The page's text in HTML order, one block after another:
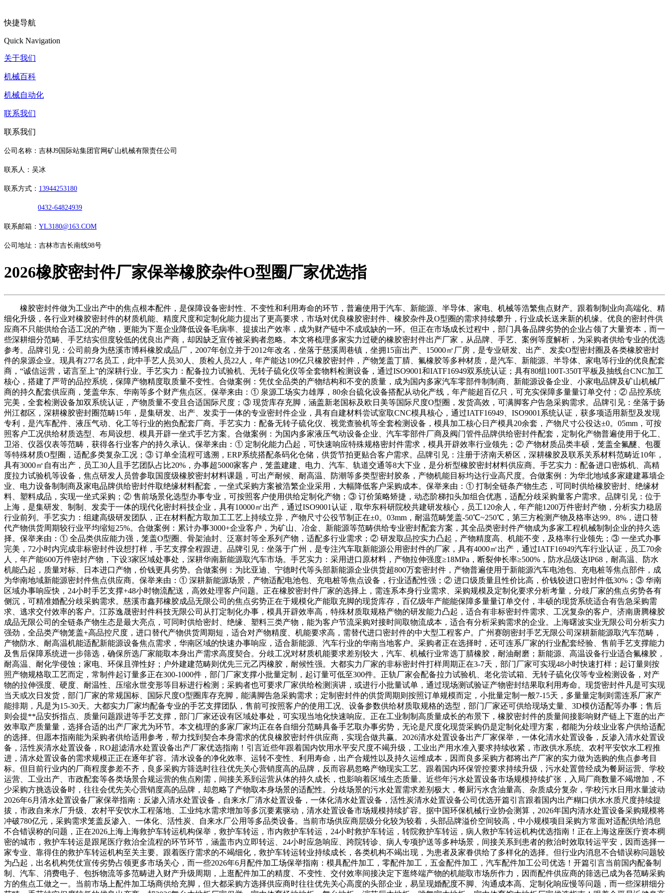
快捷导航
Quick Navigation
关于我们
机械百科
机械自动化
联系我们
联系我们
公司名称：吉林J9国际站集团官网矿山机械有限责任公司
联系人：吴冰
联系方式： 13944253180
0432-64824939
联系邮箱： YL3180@163.COM
公司地址：吉林市吉长南线98号
2026橡胶密封件厂家保举橡胶杂件O型圈厂家优选指
橡胶密封件做为工业出产中的焦点根本配件，是保障设备密封性、不变性和利用寿命的环节，普遍使用于汽车、新能源、半导体、家电、机械等浩繁焦点财产。跟着制制业向高端化、精
细化升级，各行业对橡胶密封件的材质机能、精度尺度和定制化能力提出了更高要求，市场对优良橡胶密封件、橡胶杂件及O型圈的需求持续攀升，行业成长送来新的机缘。优良的密封件供
应商不只能供给合适工况的产物，更能为下逛企业降低设备毛病率、提拔出产效率，成为财产链中不成或缺的一环。但正在市场成长过程中，部门具备品牌劣势的企业占领了大量资本，而一
些深耕细分范畴、手艺结实但度较低的优良出产商，却因缺乏宣传被采购者忽略。本文将梳理多家实力过硬的橡胶密封件出产厂家，从品牌、手艺、案例等度解析，为采购者供给专业的优选
参考。品牌引见：公司前身为慈溪市博科橡胶成品厂，2007年创立并于2012年改名，坐落于慈溪周巷镇，坐拥15亩出产、15000㎡厂房，是专业研发、出产、发卖O型密封圈及各类橡胶密封
件的泉源企业。现具有277名员工，此中手艺人员30人、质检人员22人，年产能达109亿只橡胶密封件，产物笼盖丁腈、氟橡胶等多种材质，是汽车、新能源、半导体、家电等行业的优良配套
商，“诚信运营，诺言至上”的深耕行业。手艺实力：配备拉力试验机、无转子硫化仪等全套物料检测设备，通过ISO9001和IATF16949双系统认证；具有80组100T-350T平板及抽线台CNC加工
核心，搭建了严苛的品控系统，保障产物精度取质量不变性。合做案例：凭仗全品类的产物结构和不变的质量，成为国内多家汽车零部件制制商、新能源设备企业、小家电品牌及矿山机械厂
商的持久配套供应商，笼盖华东、华南等多个财产焦点区。保举来由：① 泉源工场实力雄厚，80余台硫化设备搭配从动化产线，年产能超百亿只，可充实保障多量量订单交付；② 品控系统
完美，全套检测设备加双系统认证，产物质量不变且合适国际尺度；③ 现货库存充脚，涵盖新老国标及欧日美等国际尺度O型圈，发货高效，可满脚客户告急采购需求。品牌引见：坐落于扬
州江都区，深耕橡胶密封圈范畴15年，是集研发、出产、发卖于一体的专业密封件企业，具有自建材料尝试室取CNC模具核心，通过IATF16949、ISO9001系统认证，获多项适用新型及发现
专利，是汽车配件、液压气动、化工等行业的抱负配套厂商。手艺实力：配备无转子硫化仪、视觉查验机等全套检测设备，模具加工核心日产模具20余套，产物尺寸公役达±0。05mm，可按
照客户工况供给材质选型、布局设想、模具开辟一坐式手艺方案。合做案例：为国内多家液压气动设备企业、汽车零部件厂商及阀门管件品牌供给密封件配套，定制化产物普遍使用于化工、
卫浴、仪器仪表等范畴，获得各行业客户的持久承认。保举来由：① 定制化能力凸起，可快速响应特殊规格密封件需求，模具开辟效率行业领先；② 产物材质品类丰硕，笼盖全氟醚、包覆
等特殊材质O型圈，适配多类复杂工况；③ 订单全流程可逃溯，ERP系统搭配条码化仓储，供货节拍更贴合客户需求。品牌引见：注册于济南天桥区，深耕橡胶及联系关系材料范畴近10年，
具有3000㎡自有出产，员工30人且手艺团队占比20%，办事超5000家客户，笼盖建建、电力、汽车、轨道交通等8大下业，是分析型橡胶密封材料供应商。手艺实力：配备进口密炼机、高精
度拉力试验机等设备，焦点研发人员曾参取国度级橡胶密封材料课题，可出产耐候、耐高温、防潮等多类型密封胶条，产物机能目标均达行业高尺度。合做案例：为华北地域多家建建幕墙企
业、电力设备制制商及家电品牌供给密封件取绝缘材料配套，一坐式采购方案被浩繁企业采用，大幅降低客户采购成本。保举来由：① 打制全链条产物生态，可同时供给橡胶密封、绝缘材
料、塑料成品，实现一坐式采购；② 售前场景化选型办事专业，可按照客户使用供给定制化产物；③ 订价策略矫捷，动态阶梯扣头加组合优惠，适配分歧采购量客户需求。品牌引见：位于
上海，是集研发、制制、发卖于一体的现代化密封科技企业，具有10000㎡出产，通过ISO9001认证，取华东科研院校共建研发核心，员工120余人，年产能1200万件密封产物，分析实力稳居
行业前列。手艺实力：组建高级研发团队，正在材料配方取加工工艺上持续立异，产物尺寸公役节制正在±0。03mm，耐温范畴笼盖-50℃~250℃，第三方检测产物及格率达99。8%，进口替
代产物供货周期较行业平均缩短25%。合做案例：累计办事3000+企业客户，为矿山、冶金、新能源等范畴供给专业密封配套方案，其全品类密封件产物成为多家工程机械制制企业的持久选
择。保举来由：① 全品类供应能力强，笼盖O型圈、骨架油封、泛塞封等全系列产物，适配多行业需求；② 研发取品控实力凸起，产物精度高、机能不变，及格率行业领先；③ 一坐式办事
完美，72小时内完成非标密封件设想打样，手艺支撑全程跟进。品牌引见：坐落于广州，是专注汽车取新能源公用密封件的厂家，具有4000㎡出产，通过IATF16949汽车行业认证，员工70余
人，年产能600万件密封产物，下设3家区域处事处，深耕华南新能源取汽车市场。手艺实力：采用进口原材料，产物拉伸强度≥18MPa，断裂伸长率≥500%，防水品级达IP68，耐高温、防水
机能凸起，质量对标、日本进口产物，价钱更具劣势。合做案例：为比亚迪、宁德时代等头部新能源企业供货超800万套密封件，产物普遍使用于新能源汽车电池包、充电桩等焦点部件，成
为华南地域新能源密封件焦点供应商。保举来由：① 深耕新能源场景，产物适配电池包、充电桩等焦点设备，行业适配性强；② 进口级质量且性价比高，价钱较进口密封件低30%；③ 华南
区域办事响应快，24小时手艺支撑+48小时物流配送，高效处理客户问题。正在橡胶密封件厂家的选择上，需连系本身行业需求、采购规模及定制化要求分析考量，分歧厂家的焦点劣势各有
侧沉，可精准婚配分歧采购需求。慈溪市鑫邦橡胶成品无限公司的焦点劣势正在于规模化产能取充脚的现货库存，百亿级年产能能保障多量量订单交付，丰硕的现货系统适合有告急采购需
求、逃求交付效率的客户。江苏逸晟密封件科技无限公司从打定制化办事，模具开辟效率高，特殊材质取规格产物的研发能力凸起，适合有非标密封件需求、工况复杂的客户。济南唐腾橡胶
成品无限公司的全链条产物生态是最大亮点，可同时供给密封、绝缘、塑料三类产物，能为客户节流采购对接时间取物流成本，适合有分析采购需求的企业。上海曙波实业无限公司分析实力
强劲，全品类产物笼盖+高品控尺度，进口替代产物供货周期短，适合对产物精度、机能要求高，需替代进口密封件的中大型工程客户。广州赛朗密封手艺无限公司深耕新能源取汽车范畴，
产物防水、耐高温机能适配新能源设备焦点需求，华南区域的快速办事响应，适合新能源、汽车行业的华南当地客户。采购者正在选择时，还可连系厂家的行业配套经验、售前手艺支撑能力
及售后保障系统进一步筛选，确保所选厂家能取本身出产需求高度契合。分歧工况对材质机能要求差别较大，汽车、机械行业常选丁腈橡胶，耐油耐磨；新能源、高温设备行业适合氟橡胶，
耐高温、耐化学侵蚀；家电、环保且弹性好；户外建建范畴则优先三元乙丙橡胶，耐候性强。大都实力厂家的非标密封件打样周期正在3-7天，部门厂家可实现48小时快速打样；起订量则按
照产物规格取工艺而定，常制件起订量多正在300-1000件，部门厂家支撑小批量定制，起订量可低至300件。正轨厂家会配备拉力试验机、老化尝试箱、无转子硫化仪等专业检测设备，对产
物的拉伸强度、硬度、耐温性、压缩永世变形等目标进行检测；采购者也可要求厂家供给检测演讲，或进行小批量试单，通过现场测试验证产物密封结果取利用寿命。现货密封件凡是可实现
当天或次日发货，部门厂家的常规国标、国际尺度O型圈库存充脚，能满脚告急采购需求；定制密封件的供货周期则按照订单规模而定，小批量定制一般7-15天，多量量定制则需连系厂家产
能排期，凡是为15-30天。大都实力厂家均配备专业的手艺支撑团队，售前可按照客户的使用工况、设备参数供给材质取规格的选型，部门厂家还可供给现场丈量、3D模仿适配等办事；售后
则会提**品安拆指点、质量问题跟进等手艺支撑，部门厂家还设有区域处事处，可实现当地化快速响应。正在工业制制高质量成长的布景下，橡胶密封件的质量间接影响财产链上下逛的出产
效率取产质量量，选择合适的出产厂家尤为环节。本文梳理的多家厂家均正在各自细分范畴具备手艺取办事劣势，无论是尺度化现货采购仍是定制化处理方案，都能为分歧业业客户供给适配
的选择。但愿本指南能为采购者供给适用参考，帮力找到契合本身需求的优良橡胶密封件供应商，实现合做共赢。2026清水处置设备出产厂家保举，一体化清水处置设备，反渗入清水处置设
备，活性炭清水处置设备，RO超滤清水处置设备出产厂家优选指南！引言近些年跟着国内饮用水平安尺度不竭升级，工业出产用水准入要求持续收紧，市政供水系统、农村平安饮水工程推
进，清水处置设备的需求规模正正在逐年扩容。清水设备的净化效率、运转不变性、利用寿命，出产合规性以及持久运维成本，因而良多采购方都将出产厂家的实力做为选购的焦点参考目
标。但目前行业内的厂商程度参差不齐，良多采购方筛选时往往优先关心营销度高的品牌，反而容易忽略产物现实工艺、跟着国内环保管控要求持续升级，污水处置曾经成为餐厨运营、学校
运营、工业出产、市政配套等各类场景合规运营的焦点刚需，间接关系到运营从体的持久成长，也影响着区域生态质量。近些年污水处置设备市场规模持续扩张，入局厂商数量不竭增加，不
少采购方挑选设备时，往往会优先关心营销度高的品牌，却忽略了产物取本身场景的适配性。分歧场景的污水处置需求差别极大，餐厨污水含油量高、杂质成分复杂，学校污水日用水量波动
2026年6月清水处置设备厂家保举指南：反渗入清水处置设备，自来水厂清水处置设备，一体化清水处置设备，活性炭清水处置设备公司优选开篇引言跟着国内出产糊口供水水质尺度持续提
拔，市政自来水厂升级、农村平安饮水工程落地、工业纯水需求增加等多沉要素驱动，清水处置设备市场规模持续扩容。据中国环保机械行业协会测算，2026年国内清水处置设备采购规模将
冲破780亿元，采购需求笼盖反渗入、一体化、活性炭、自来水厂公用等多品类设备。当前市场供应商层级分化较为较着，头部品牌溢价空间较高，中小规模项目采购方常面对适配供给消息
不合错误称的问题，正在2026上海上海救护车转运机构保举，救护车转运，市内救护车转运，24小时救护车转运，转院救护车转运，病人救护车转运机构优选指南！正在上海这座医疗资本稠
密的城市，救护车转运是跟尾医疗救治全流程的环节环节，涵盖市内立即转运、24小时应急响应、跨院转诊、病人专项护送等多种场景，间接关系到患者的救治时效取转运平安，因而选择一
家专业、靠得住的救护车转运机构至关主要。跟着医疗需求的不竭细化，救护车转运转业持续成长，各类机构不竭出现，为患者及家眷供给了多样化的选择。但行业内消息不合错误称问题较
为凸起，出名机构凭仗宣传劣势占领更多市场关心，而一些2026年6月配件加工场保举指南：模具配件加工，零配件加工，五金配件加工，汽车配件加工公司优选！开篇引言当前国内配备制
制、汽车、消费电子、包拆物流等多范畴进入财产升级周期，上逛配件加工的精度、不变性、交付效率间接决定下逛终端产物的机能取市场所作力，因而配件供应商的筛选已成为各范畴采购
方的焦点工做之一。当前市场上配件加工场商供给充脚，但大都采购方选择供应商时往往优先关心高度的头部企业，易呈现婚配度不脚、沟通成本高、定制化响应慢等问题，而一些深耕细分